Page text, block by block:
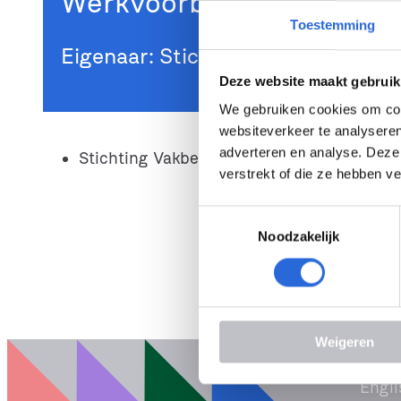
Toestemming
Deze website maakt
We gebruiken cookies om
websiteverkeer te
adverteren en analyse.
verstrekt of die ze hebben
m
i
Noodzakelijk
Weigeren
Eigenaar: Stichting
Stichting Vakbekwaamheid Gebouwde